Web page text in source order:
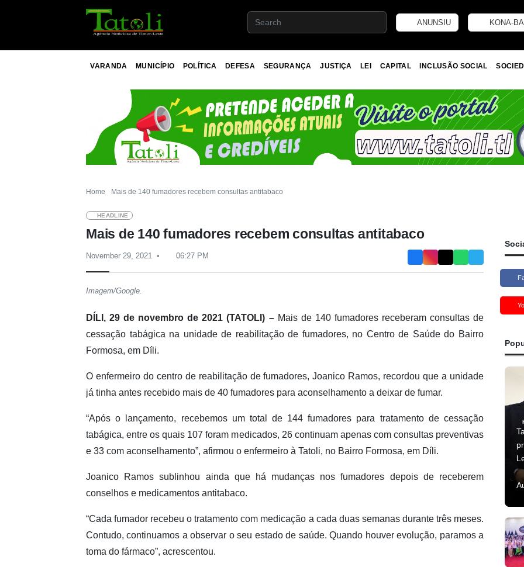
ANUNSIU KONA-
VARANDA MUNICÍPIO POLÍTICA DEFESA SEGURANÇA JUSTIÇA LEI CAPITAL INCLUSÃO SOCIAL
Home Mais de 140 fumadores recebem consultas antitabaco
HEADLINE
Mais de 140 fumadores recebem consultas antitabaco
November 29, 2021 06:27 PM
Imagem/Google.
DÍLI, 29 de novembro de 2021 (TATOLI) – Mais de 140 fumadores receberam consultas de
cessação tabágica na unidade de reabilitação de fumadores, no Centro de Saúde do Bairro
Formosa, em Díli.
O enfermeiro do centro de reabilitação de fumadores, Joanico Ramos, recordou que a unidade
já tinha antes recebido mais de 40 fumadores para aconselhamento a deixar de fumar.
“Após o lançamento, recebemos um total de 144 fumadores para tratamento de cessação
tabágica, entre os quais 107 foram medicados, 26 continuam apenas com consultas preventivas
e 33 com aconselhamento”, afirmou o enfermeiro à Tatoli, no Bairro Formosa, em Díli.
Joanico Ramos sublinhou ainda que há mudanças nos fumadores depois de receberem
conselhos e medicamentos antitabaco.
“Cada fumador recebeu o tratamento com medicação a cada duas semanas durante três meses.
Contudo, continuamos a observar o seu estado de saúde. Quando houver evolução, paramos a
toma do fármaco”, acrescentou.